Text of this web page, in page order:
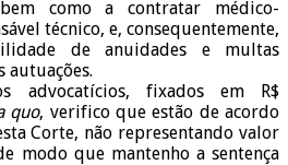
como a contratar médico-
técnico, e, consequentemente,
de anuidades e multas
autuações.
advocatícios, fixados em R$
quo, verifico que estão de acordo
Corte, não representando valor
modo que mantenho a sentença